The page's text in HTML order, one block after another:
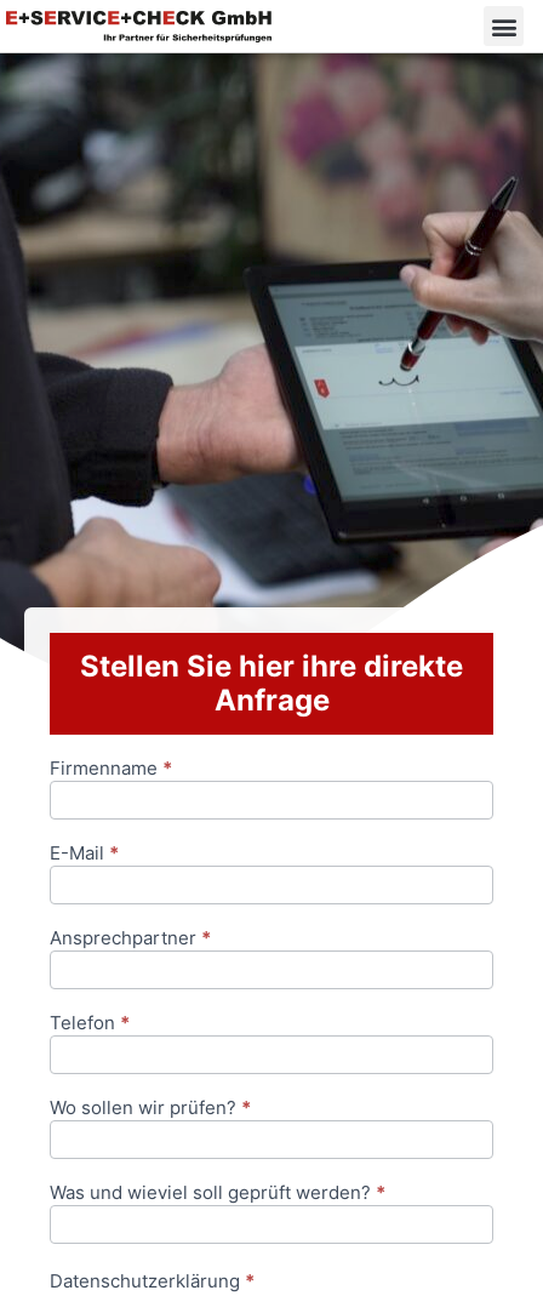
Stellen Sie hier ihre direkte
Anfrage
Anfrageformular
Firmenname *
E-Mail *
Ansprechpartner *
Telefon *
Wo sollen wir prüfen? *
Was und wieviel soll geprüft werden? *
Datenschutzerklärung *